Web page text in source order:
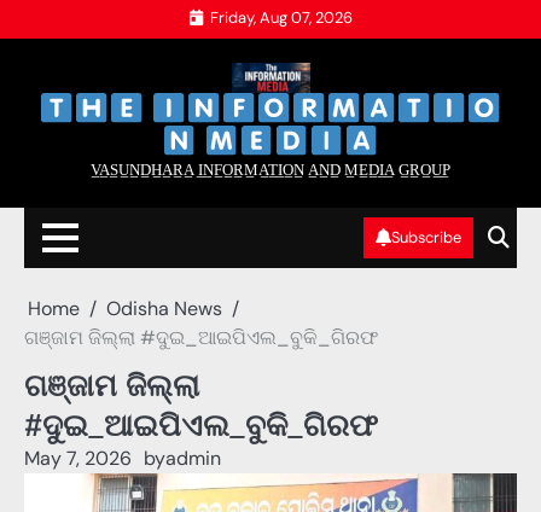
to
Friday, Aug 07, 2026
V̲A̲S̲U̲N̲D̲H̲A̲R̲A̲ I̲N̲F̲O̲R̲M̲A̲T̲I̲O̲N̲ A̲N̲D̲ M̲E̲D̲I̲A̲ G̲R̲O̲U̲P̲
Subscribe
Home
Odisha News
ଗଞ୍ଜାମ ଜିଲ୍ଲା #ଦୁଇ_ଆଇପିଏଲ_ବୁକି_ଗିରଫ
ଗଞ୍ଜାମ ଜିଲ୍ଲା
#ଦୁଇ_ଆଇପିଏଲ_ବୁକି_ଗିରଫ
May 7, 2026 byadmin